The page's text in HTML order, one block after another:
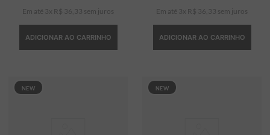
Em até 3 x R$ 36 33 sem juros
ADICIONAR AO CARRINHO
Em até 3 x R$ 36 33 sem juros
ADICIONAR AO CARRINHO
NEW NEW